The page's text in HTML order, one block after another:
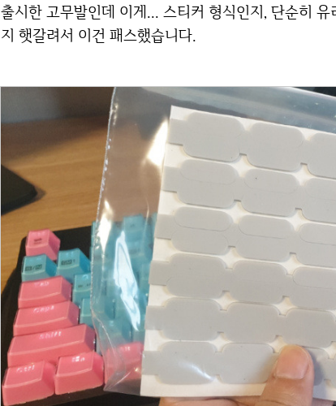
출시한 고무발인데 이게... 스티커 형식인지, 단순히
지 햇갈려서 이건 패스했습니다.